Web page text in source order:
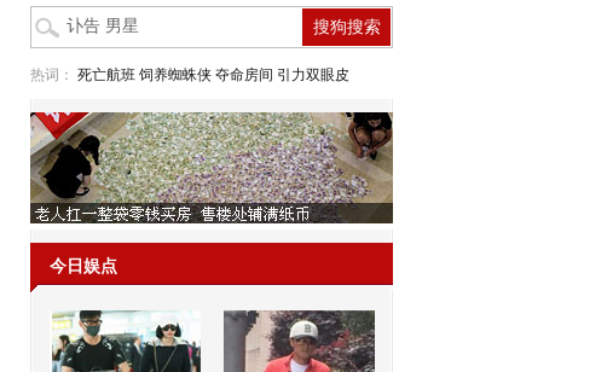
热词： 死亡航班 饲养蜘蛛侠 夺命房间 引力双眼皮
今日娱点